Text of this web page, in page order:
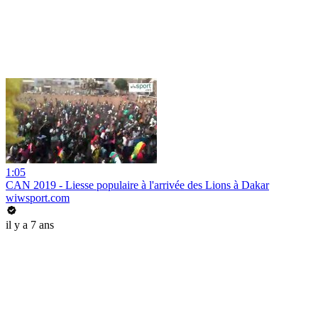
1:05
CAN 2019 - Liesse populaire à l'arrivée des Lions à Dakar
wiwsport.com
il y a 7 ans